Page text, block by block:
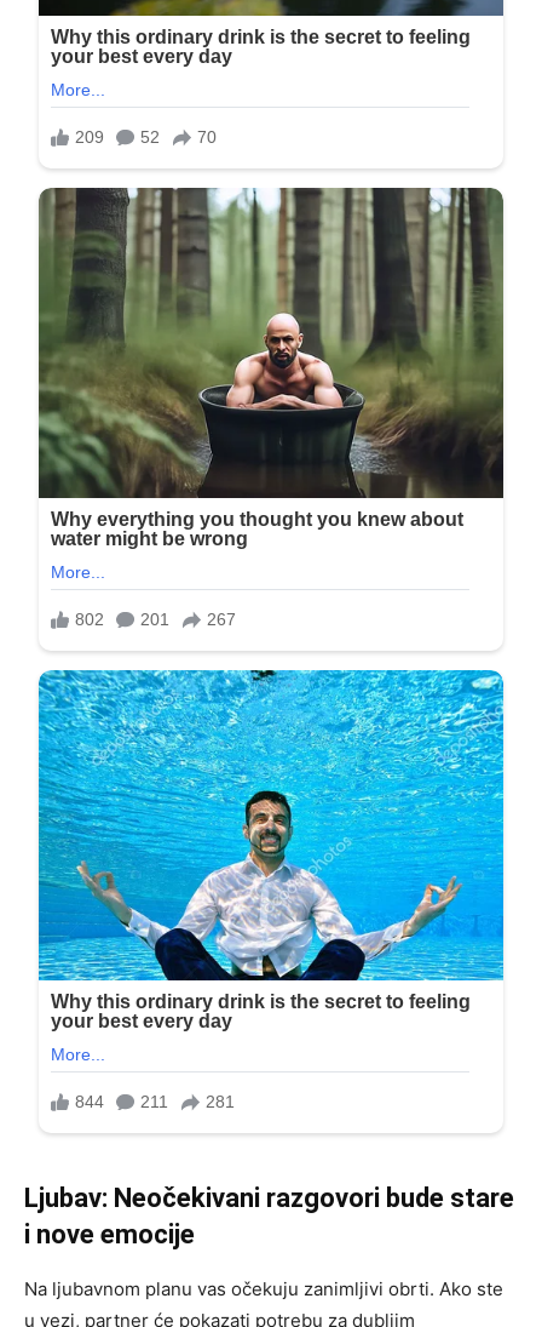
Ljubav: Neočekivani razgovori bude stare
i nove emocije
Na ljubavnom planu vas očekuju zanimljivi obrti. Ako ste
u vezi, partner će pokazati potrebu za dubljim